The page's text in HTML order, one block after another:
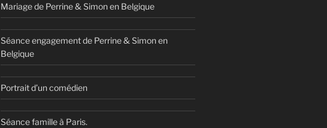
Mariage de Perrine & Simon en Belgique
Séance engagement de Perrine & Simon en
Belgique
Portrait d’un comédien
Séance famille à Paris.